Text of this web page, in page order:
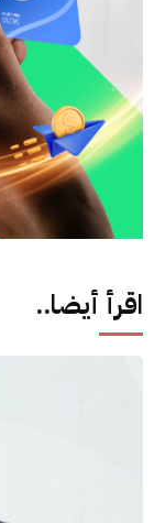
اقرأ أيضا..